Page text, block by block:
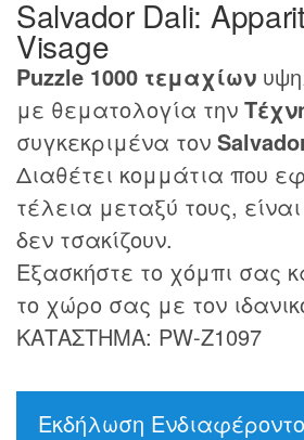
Salvador Dali:
Visage
Puzzle 1000 τεμαχίων
με θεματολογία την
συγκεκριμένα τον
Διαθέτει κομμάτια που
τέλεια μεταξύ τους,
δεν τσακίζουν.
Εξασκήστε το χόμπι σας
το χώρο σας με τον
ΚΑΤΑΣΤΗΜΑ: PW-Z1097
Εκδήλωση